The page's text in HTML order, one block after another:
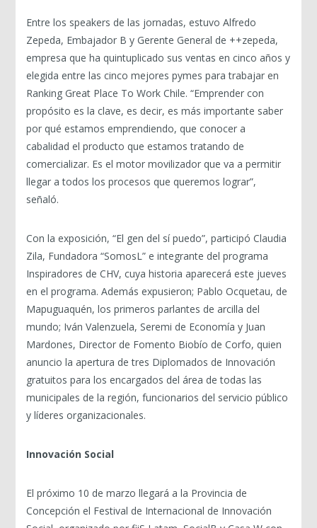
Entre los speakers de las jornadas, estuvo Alfredo
Zepeda, Embajador B y Gerente General de ++zepeda,
empresa que ha quintuplicado sus ventas en cinco años y
elegida entre las cinco mejores pymes para trabajar en
Ranking Great Place To Work Chile. “Emprender con
propósito es la clave, es decir, es más importante saber
por qué estamos emprendiendo, que conocer a
cabalidad el producto que estamos tratando de
comercializar. Es el motor movilizador que va a permitir
llegar a todos los procesos que queremos lograr”,
señaló.
Con la exposición, “El gen del sí puedo”, participó Claudia
Zila, Fundadora “SomosL” e integrante del programa
Inspiradores de CHV, cuya historia aparecerá este jueves
en el programa. Además expusieron; Pablo Ocquetau, de
Mapuguaquén, los primeros parlantes de arcilla del
mundo; Iván Valenzuela, Seremi de Economía y Juan
Mardones, Director de Fomento Biobío de Corfo, quien
anuncio la apertura de tres Diplomados de Innovación
gratuitos para los encargados del área de todas las
municipales de la región, funcionarios del servicio público
y líderes organizacionales.
Innovación Social
El próximo 10 de marzo llegará a la Provincia de
Concepción el Festival de Internacional de Innovación